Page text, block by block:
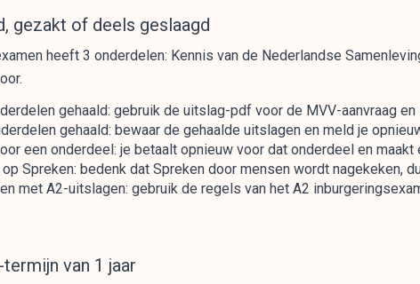
gezakt of deels geslaagd
heeft 3 onderdelen: Kennis van de Nederlandse
gehaald: gebruik de uitslag-pdf voor de MVV-aanvraag en
gehaald: bewaar de gehaalde uitslagen en meld je
een onderdeel: je betaalt opnieuw voor dat onderdeel en
op Spreken: bedenk dat Spreken door mensen wordt nagekeken,
met A2-uitslagen: gebruik de regels van het A2
van 1 jaar